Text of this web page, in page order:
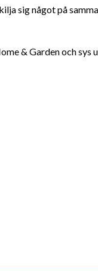
sig något på
& Garden och